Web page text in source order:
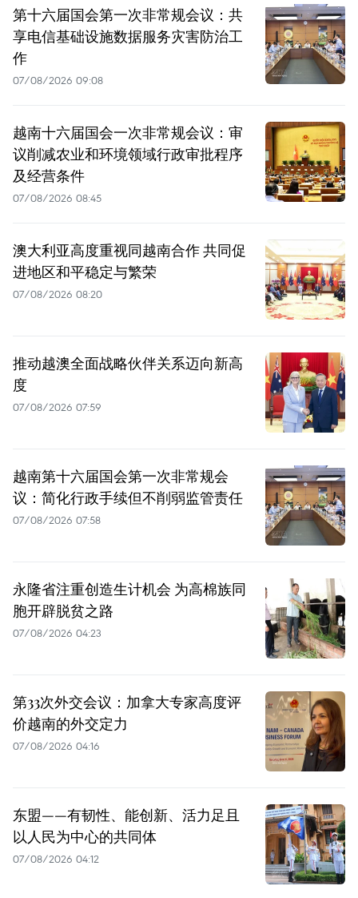
第十六届国会第一次非常规会议：共
享电信基础设施数据服务灾害防治工
作
07/08/2026 09:08
越南十六届国会一次非常规会议：审
议削减农业和环境领域行政审批程序
及经营条件
07/08/2026 08:45
澳大利亚高度重视同越南合作 共同促
进地区和平稳定与繁荣
07/08/2026 08:20
推动越澳全面战略伙伴关系迈向新高
度
07/08/2026 07:59
越南第十六届国会第一次非常规会
议：简化行政手续但不削弱监管责任
07/08/2026 07:58
永隆省注重创造生计机会 为高棉族同
胞开辟脱贫之路
07/08/2026 04:23
第33次外交会议：加拿大专家高度评
价越南的外交定力
07/08/2026 04:16
东盟——有韧性、能创新、活力足且
以人民为中心的共同体
07/08/2026 04:12